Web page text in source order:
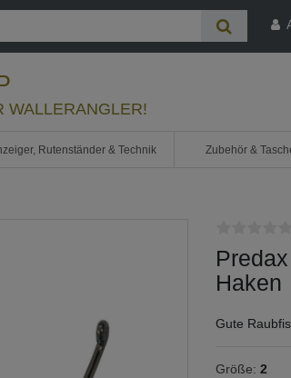
WALLERANGLER!
Rutenständer & Technik Zubehör &
Haken
Gute
Größe: 2